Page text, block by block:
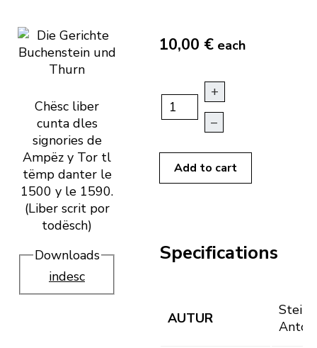
Chësc liber
cunta dles
signories de
Ampëz y Tor tl
tëmp danter le
1500 y le 1590.
(Liber scrit por
todësch)
Downloads
indesc
10,00 € each
+
–
Add to cart
Specifications
AUTUR
Anton